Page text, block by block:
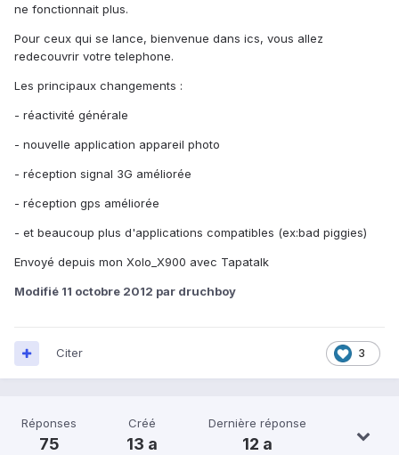
ne fonctionnait plus.
Pour ceux qui se lance, bienvenue dans ics, vous allez
redecouvrir votre telephone.
Les principaux changements :
- réactivité générale
- nouvelle application appareil photo
- réception signal 3G améliorée
- réception gps améliorée
- et beaucoup plus d'applications compatibles (ex:bad piggies)
Envoyé depuis mon Xolo_X900 avec Tapatalk
Modifié 11 octobre 2012 par druchboy
3
Citer
Réponses
75
Créé
13 a
Dernière réponse
12 a